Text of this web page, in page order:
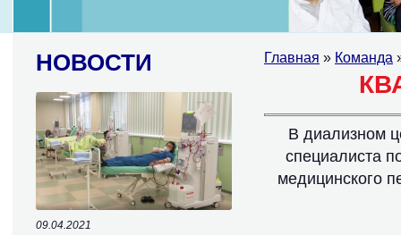
Главная » Команда
В диализном
специалиста
медицинского
НОВОСТИ
09.04.2021